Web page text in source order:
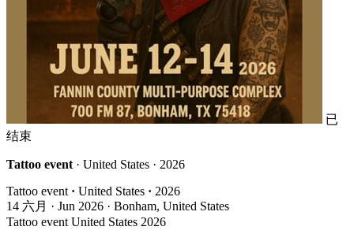
已
结束
Tattoo event · United States · 2026
Tattoo event · United States · 2026
14 六月 · Jun 2026 · Bonham, United States
Tattoo event United States 2026